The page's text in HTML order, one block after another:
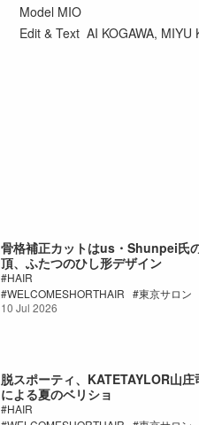
Model MIO
Edit & Text AI KOGAWA, MIYU
骨格補正カットはus・Shunpei氏
頂、ふたつのひし形デザイン
HAIR
WELCOMESHORTHAIR
東京サロン
10 Jul 2026
脱スポーティ、KATETAYLOR山庄
による夏のベリショ
HAIR